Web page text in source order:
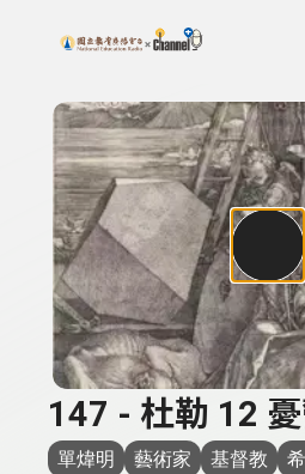
上方功能區塊
搜尋關鍵字：可輸入節目名稱
147 - 杜勒 12
單煒明 藝術家 基督教